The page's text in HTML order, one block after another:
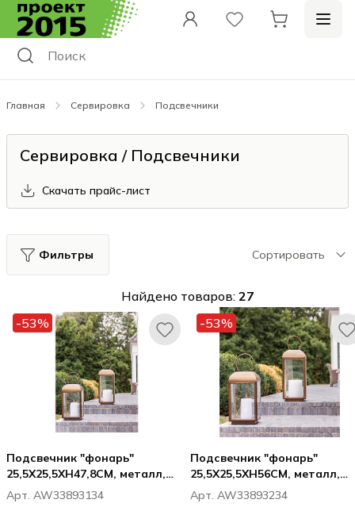
Главная Сервировка Подсвечники
Сервировка / Подсвечники
Скачать прайс-лист
Фильтры Сортировать
Найдено товаров: 27
-53%
Подсвечник "фонарь"
25,5X25,5XH47,8CM, металл,
цвет "латунь"
Арт. AW33893134
-53%
Подсвечник "фонарь"
25,5X25,5XH56CM, металл,
цвет "латунь"
Арт. AW33893234